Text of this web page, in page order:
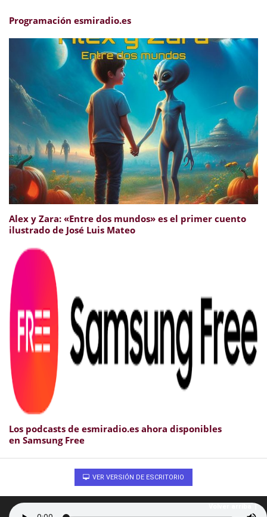
Programación esmiradio.es
Alex y Zara: «Entre dos mundos» es el primer cuento
ilustrado de José Luis Mateo
Los podcasts de esmiradio.es ahora disponibles
en Samsung Free
VER VERSIÓN DE ESCRITORIO